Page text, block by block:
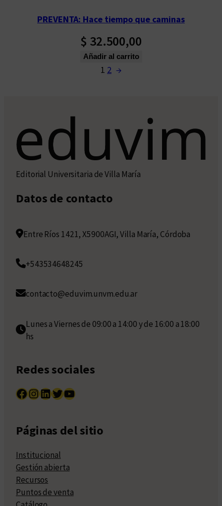
PREVENTA: Hace tiempo que caminas
$ 32.500,00
Añadir al carrito
1 2 →
Editorial Universitaria de Villa María
Datos de contacto
Entre Ríos 1421, X5900AGI, Villa María, Córdoba
+543534648245
contacto@eduvim.unvm.edu.ar
Lunes a Viernes de 09:00 a 14:00 y de 16:00 a 18:00
hs
Redes sociales
Facebook InstagramLinkedIn Twitter YouTube
Páginas del sitio
Institucional
Gestión abierta
Recursos
Puntos de venta